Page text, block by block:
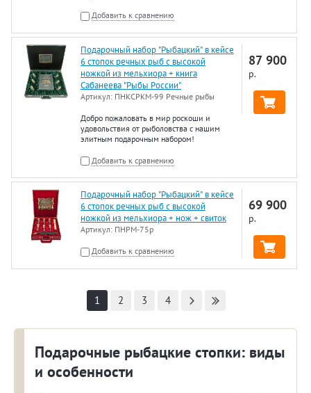
Добавить к сравнению
87 900
р.
Подарочный набор "Рыбацкий" в кейсе
6 стопок речных рыб с высокой
ножкой из мельхиора + книга
Сабанеева "Рыбы России"
Артикул:ПНКСРКМ-99 Речные рыбы
Добро пожаловать в мир роскоши и
удовольствия от рыболовства с нашим
элитным подарочным набором!
Добавить к сравнению
69 900
р.
Подарочный набор "Рыбацкий" в кейсе
6 стопок речных рыб с высокой
ножкой из мельхиора + нож + свиток
Артикул:ПНРМ-75р
Добавить к сравнению
1 2 3 4
Подарочные рыбацкие стопки: виды
и особенности